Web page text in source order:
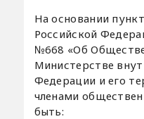
На основании
Российской
№668 «Об
Министерстве
Федерации и его
членами
быть: